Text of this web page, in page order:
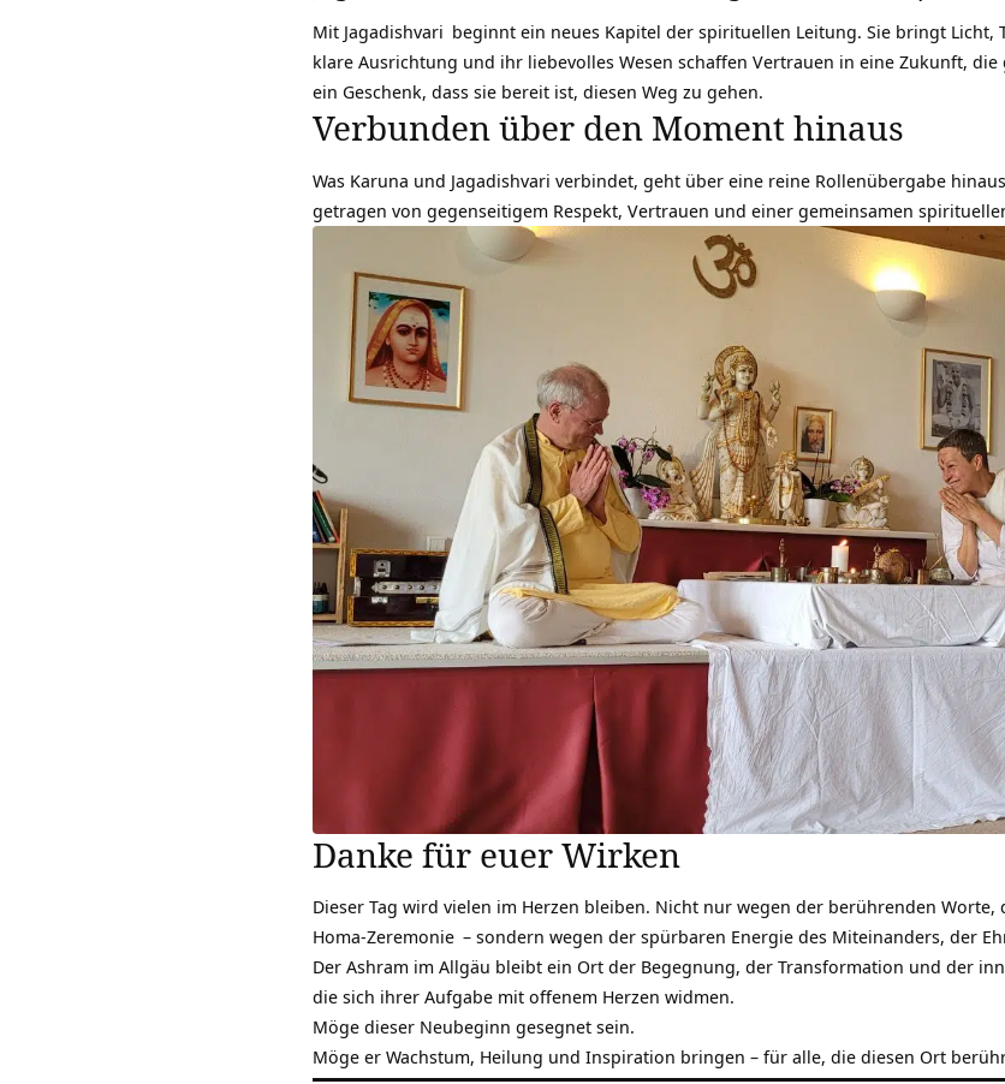
Mit Jagadishvari beginnt ein neues Kapitel der spirituellen Leitung. Sie bringt
klare Ausrichtung und ihr liebevolles Wesen schaffen Vertrauen in eine Zukunft,
ein Geschenk, dass sie bereit ist, diesen Weg zu gehen.
Verbunden über den Moment hinaus
Was Karuna und Jagadishvari verbindet, geht über eine reine Rollenübergabe
getragen von gegenseitigem Respekt, Vertrauen und einer gemeinsamen
Danke für euer Wirken
Dieser Tag wird vielen im Herzen bleiben. Nicht nur wegen der berührenden
Homa-Zeremonie – sondern wegen der spürbaren Energie des Miteinanders, der
Der Ashram im Allgäu bleibt ein Ort der Begegnung, der Transformation und der
die sich ihrer Aufgabe mit offenem Herzen widmen.
Möge dieser Neubeginn gesegnet sein.
Möge er Wachstum, Heilung und Inspiration bringen – für alle, die diesen Ort